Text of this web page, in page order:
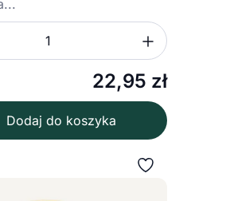
22,95 zł
ilość
Dodaj do koszyka